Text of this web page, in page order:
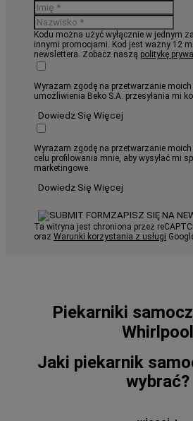
Kodu można użyć wyłącznie w jednym
innymi promocjami. Kod jest ważny 12
newslettera. Zobacz naszą politykę
Wyrażam zgodę na przetwarzanie
umożliwienia Beko S.A. przesyłania mi
Dowiedz Się Więcej
Wyrażam zgodę na przetwarzanie
celu profilowania mnie, aby wysyłać mi
marketingowe.
Dowiedz Się Więcej
ZAPISZ SIĘ NA
Ta witryna jest chroniona przez
oraz Warunki korzystania z usługi
Piekarniki
Whirlpool
Jaki piekarnik
wybrać?